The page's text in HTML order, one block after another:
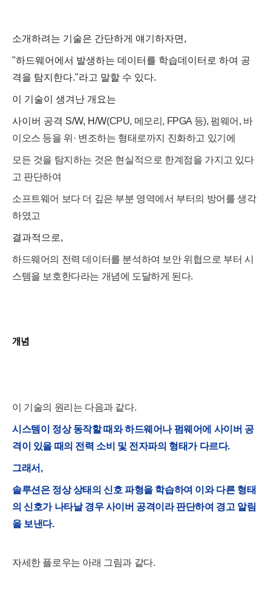
소개하려는 기술은 간단하게 얘기하자면,
"하드웨어에서 발생하는 데이터를 학습데이터로 하여 공
격을 탐지한다."라고 말할 수 있다.
이 기술이 생겨난 개요는
사이버 공격 S/W, H/W(CPU, 메모리, FPGA 등), 펌웨어, 바
이오스 등을 위· 변조하는 형태로까지 진화하고 있기에
모든 것을 탐지하는 것은 현실적으로 한계점을 가지고 있다
고 판단하여
소프트웨어 보다 더 깊은 부분 영역에서 부터의 방어를 생각
하였고
결과적으로,
하드웨어의 전력 데이터를 분석하여 보안 위협으로 부터 시
스템을 보호한다라는 개념에 도달하게 된다.
개념
이 기술의 원리는 다음과 같다.
시스템이 정상 동작할 때와 하드웨어나 펌웨어에 사이버 공
격이 있을 때의 전력 소비 및 전자파의 형태가 다르다.
그래서,
솔루션은 정상 상태의 신호 파형을 학습하여 이와 다른 형태
의 신호가 나타날 경우 사이버 공격이라 판단하여 경고 알림
을 보낸다.
자세한 플로우는 아래 그림과 같다.